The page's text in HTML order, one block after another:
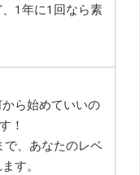
1年に1回なら素
ら始めていいの
！
、あなたのレベ
す。